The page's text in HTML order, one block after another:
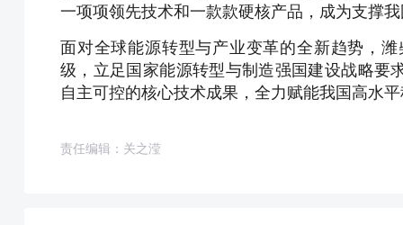
一项项领先技术和一款款硬核产品，成为支撑
面对全球能源转型与产业变革的全新趋势，
级，立足国家能源转型与制造强国建设战略要
自主可控的核心技术成果，全力赋能我国高水
责任编辑：关之滢